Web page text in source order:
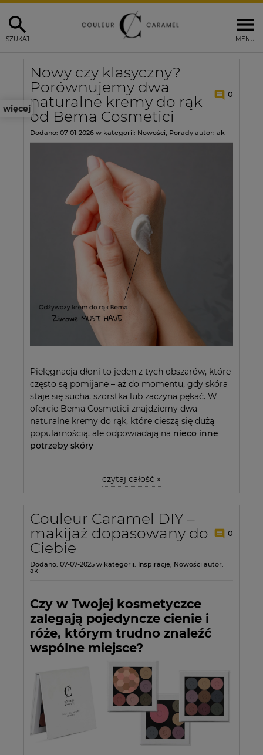
MENU
SZUKAJ
więcej
Nowy czy klasyczny?
Porównujemy dwa
naturalne kremy do rąk
od Bema Cosmetici
0
Dodano: 07-01-2026 w kategorii: Nowości, Porady autor: ak
Pielęgnacja dłoni to jeden z tych obszarów, które
często są pomijane – aż do momentu, gdy skóra
staje się sucha, szorstka lub zaczyna pękać. W
ofercie Bema Cosmetici znajdziemy dwa
naturalne kremy do rąk, które cieszą się dużą
popularnością, ale odpowiadają na nieco inne
potrzeby skóry
czytaj całość »
Couleur Caramel DIY –
makijaż dopasowany do
Ciebie
0
Dodano: 07-07-2025 w kategorii: Inspiracje, Nowości autor:
ak
Czy w Twojej kosmetyczce
zalegają pojedyncze cienie i
róże, którym trudno znaleźć
wspólne miejsce?